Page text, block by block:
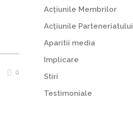
0
Acțiunile Membrilor
Acțiunile Parteneriatului
Aparitii media
Implicare
Stiri
Testimoniale